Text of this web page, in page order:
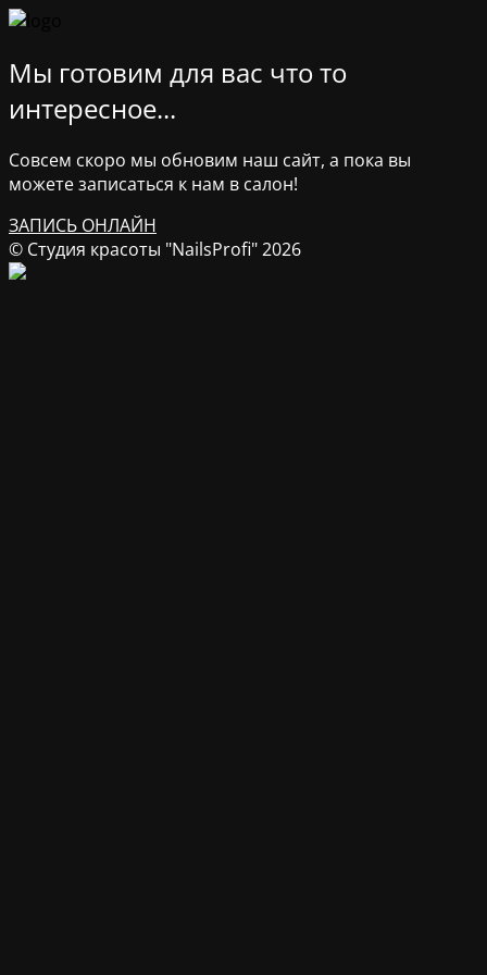
Мы готовим для вас что то
интересное...
Совсем скоро мы обновим наш сайт, а пока вы
можете записаться к нам в салон!
ЗАПИСЬ ОНЛАЙН
© Студия красоты "NailsProfi" 2026